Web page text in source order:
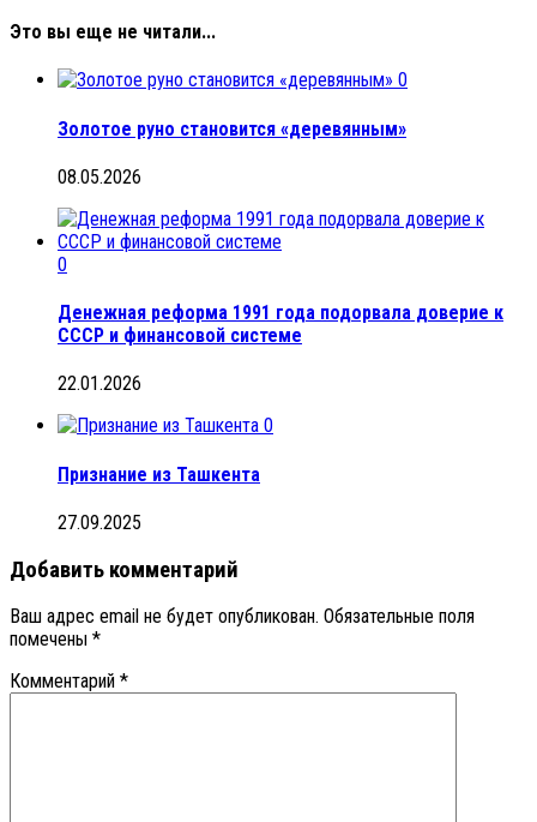
Это вы еще не читали...
0
Золотое руно становится «деревянным»
08.05.2026
0
Денежная реформа 1991 года подорвала доверие к
СССР и финансовой системе
22.01.2026
0
Признание из Ташкента
27.09.2025
Добавить комментарий
Ваш адрес email не будет опубликован. Обязательные поля
помечены *
Комментарий *